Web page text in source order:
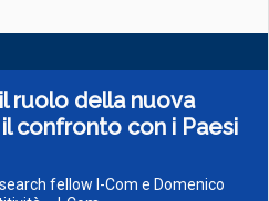
ruolo della nuova
confronto con i Paesi
fellow I-Com e Domenico